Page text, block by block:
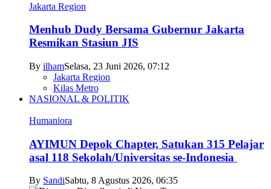
Jakarta Region
Menhub Dudy Bersama Gubernur Jakarta
Resmikan Stasiun JIS
By ilhamSelasa, 23 Juni 2026, 07:12
Jakarta Region
Kilas Metro
NASIONAL & POLITIK
Humaniora
AYIMUN Depok Chapter, Satukan 315 Pelajar
asal 118 Sekolah/Universitas se-Indonesia
By SandiSabtu, 8 Agustus 2026, 06:35